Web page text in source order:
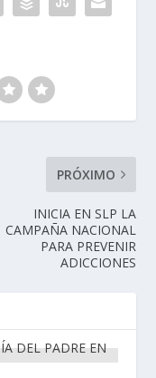
PRÓXIMO
INICIA EN SLP LA
CAMPAÑA NACIONAL
PARA PREVENIR
ADICCIONES